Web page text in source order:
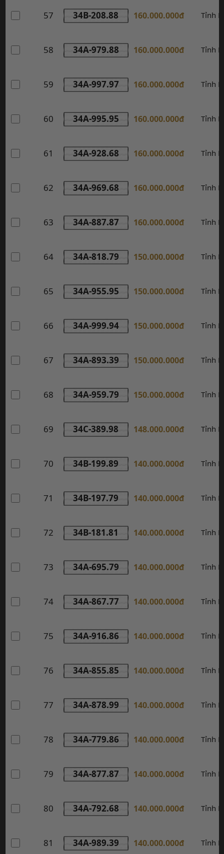
57 34B-208.88 160.000.000đ Tỉnh
58 34A-979.88 160.000.000đ Tỉnh
59 34A-997.97 160.000.000đ Tỉnh
60 34A-995.95 160.000.000đ Tỉnh
61 34A-928.68 160.000.000đ Tỉnh
62 34A-969.68 160.000.000đ Tỉnh
63 34A-887.87 160.000.000đ Tỉnh
64 34A-818.79 150.000.000đ Tỉnh
65 34A-955.95 150.000.000đ Tỉnh
66 34A-999.94 150.000.000đ Tỉnh
67 34A-893.39 150.000.000đ Tỉnh
68 34A-959.79 150.000.000đ Tỉnh
69 34C-389.98 148.000.000đ Tỉnh
70 34B-199.89 140.000.000đ Tỉnh
71 34B-197.79 140.000.000đ Tỉnh
72 34B-181.81 140.000.000đ Tỉnh
73 34A-695.79 140.000.000đ Tỉnh
74 34A-867.77 140.000.000đ Tỉnh
75 34A-916.86 140.000.000đ Tỉnh
76 34A-855.85 140.000.000đ Tỉnh
77 34A-878.99 140.000.000đ Tỉnh
78 34A-779.86 140.000.000đ Tỉnh
79 34A-877.87 140.000.000đ Tỉnh
80 34A-792.68 140.000.000đ Tỉnh
81 34A-989.39 140.000.000đ Tỉnh